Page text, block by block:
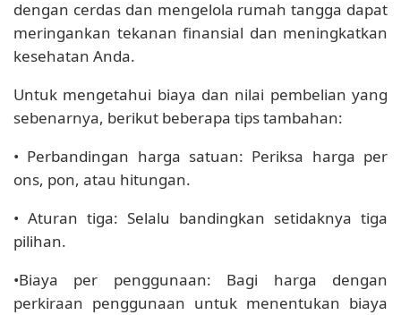
dengan cerdas dan mengelola rumah tangga dapat
meringankan tekanan finansial dan meningkatkan
kesehatan Anda.
Untuk mengetahui biaya dan nilai pembelian yang
sebenarnya, berikut beberapa tips tambahan:
• Perbandingan harga satuan: Periksa harga per
ons, pon, atau hitungan.
• Aturan tiga: Selalu bandingkan setidaknya tiga
pilihan.
•Biaya per penggunaan: Bagi harga dengan
perkiraan penggunaan untuk menentukan biaya